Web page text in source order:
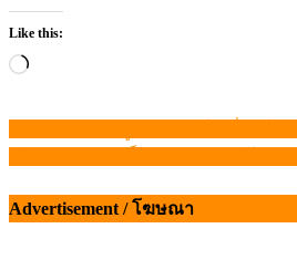
Like this:
Loading…
แนะแนว
Advertisement / โฆษณา